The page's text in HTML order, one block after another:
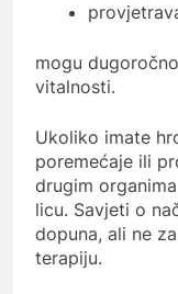
mogu
vitalnosti.
Ukoliko imate
poremećaje ili
drugim
licu. Savjeti o
dopuna, ali ne
terapiju.